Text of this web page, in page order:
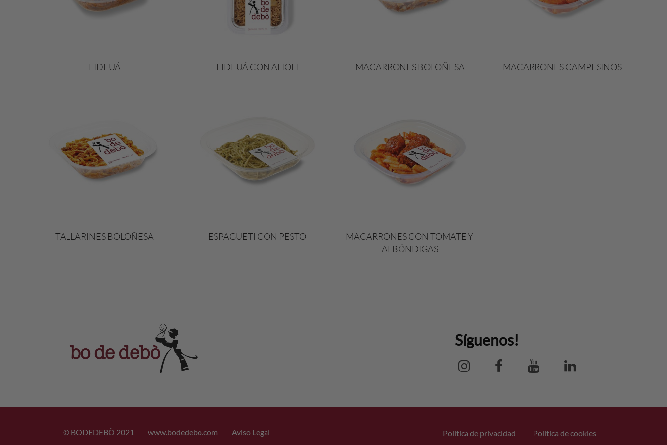
FIDEUÁ FIDEUÁ CON ALIOLI MACARRONES BOLOÑESA MACARRONES CAMPESINOS
TALLARINES BOLOÑESA ESPAGUETI CON PESTO
MACARRONES CON TOMATE Y
ALBÓNDIGAS
Síguenos!
Política de privacidad Política de cookies
© BODEDEBÒ 2021 www.bodedebo.com Aviso Legal